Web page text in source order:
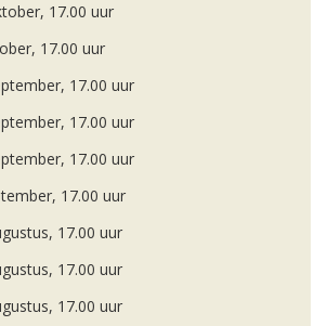
17.00 uur
17.00 uur
17.00 uur
17.00 uur
17.00 uur
17.00 uur
17.00 uur
17.00 uur
17.00 uur